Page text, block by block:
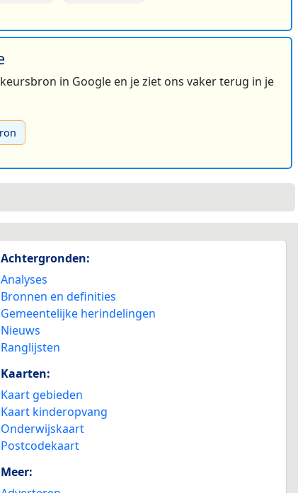
in Google en je ziet ons vaker terug in je
Achtergronden:
Analyses
Bronnen en definities
Gemeentelijke herindelingen
Nieuws
Ranglijsten
Kaarten:
Kaart gebieden
Kaart kinderopvang
Onderwijskaart
Postcodekaart
Meer: